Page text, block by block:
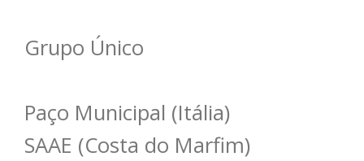
Grupo Único
Paço Municipal (Itália)
SAAE (Costa do Marfim)